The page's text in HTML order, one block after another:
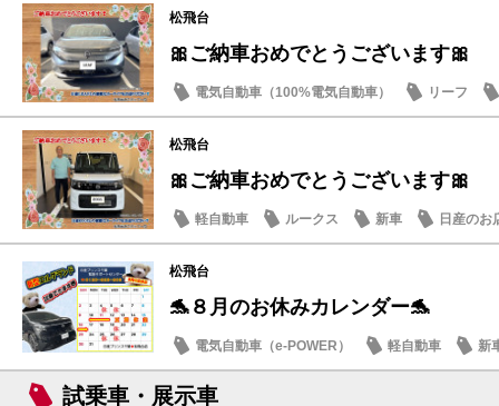
松飛台
🎀ご納車おめでとうございます🎀
電気自動車（100%電気自動車） リーフ
松飛台
🎀ご納車おめでとうございます🎀
軽自動車 ルークス 新車 日産のお
松飛台
🐬８月のお休みカレンダー🐬
電気自動車（e-POWER） 軽自動車
新
日産のお店
試乗車・展示車